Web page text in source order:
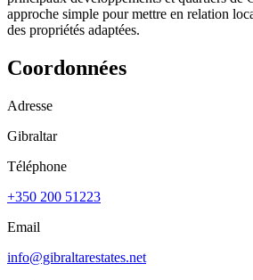
approche simple pour mettre en relation
des propriétés adaptées.
Coordonnées
Adresse
Gibraltar
Téléphone
+350 200 51223
Email
info@gibraltarestates.net